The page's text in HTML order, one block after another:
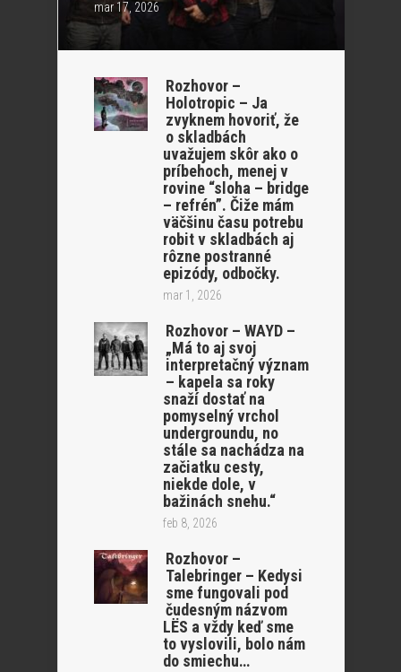
mar 17, 2026
Rozhovor –
Holotropic – Ja
zvyknem hovoriť, že
o skladbách
uvažujem skôr ako o
príbehoch, menej v
rovine “sloha – bridge
– refrén”. Čiže mám
väčšinu času potrebu
robit v skladbách aj
rôzne postranné
epizódy, odbočky.
mar 1, 2026
Rozhovor – WAYD –
„Má to aj svoj
interpretačný význam
– kapela sa roky
snaží dostať na
pomyselný vrchol
undergroundu, no
stále sa nachádza na
začiatku cesty,
niekde dole, v
bažinách snehu.“
feb 8, 2026
Rozhovor –
Talebringer – Kedysi
sme fungovali pod
čudesným názvom
LËS a vždy keď sme
to vyslovili, bolo nám
do smiechu…